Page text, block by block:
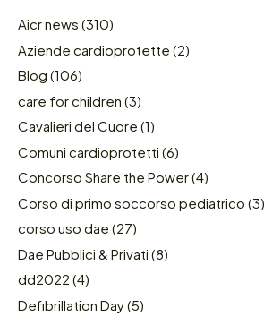
Aicr news (310)
Aziende cardioprotette (2)
Blog (106)
care for children (3)
Cavalieri del Cuore (1)
Comuni cardioprotetti (6)
Concorso Share the Power(4)
Corso di primo soccorso pediatrico (3)
corso uso dae (27)
Dae Pubblici & Privati (8)
dd2022 (4)
Defibrillation Day(5)